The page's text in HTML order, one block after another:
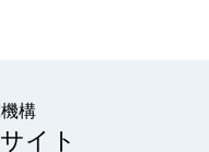
構
イト